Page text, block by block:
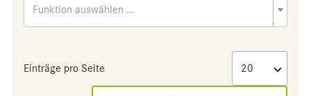
Funktion auswählen ...
Einträge pro Seite